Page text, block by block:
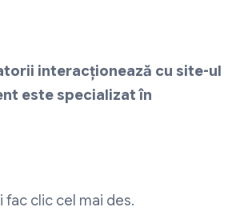
interacționează cu site-ul
este specializat în
clic cel mai des.